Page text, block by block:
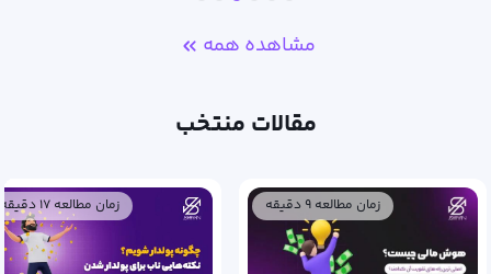
مشاهده همه
مقالات منتخب
زمان مطالعه ۹ دقیقه زمان مطالعه ۱۷ دقیقه